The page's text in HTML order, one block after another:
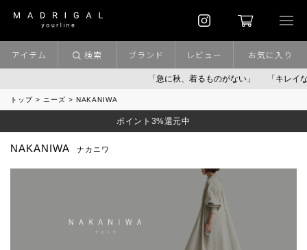
「急に秋、着るものがない」 「キレイなニ
アイテム 検索 ブランド レビュー お気に入り
トップ ニーズ NAKANIWA
ポイント3%還元中
NAKANIWA ナカニワ